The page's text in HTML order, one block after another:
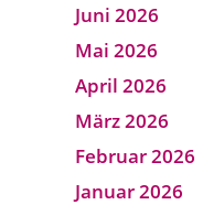
Juni 2026
Mai 2026
April 2026
März 2026
Februar 2026
Januar 2026